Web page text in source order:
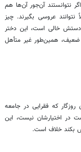
نتوانستند آن‌جور آن‌ها هم
عروسی بگیرند. چیز
دستش خالی است، این دختر
ضعیف، همین‌طور غیر متأهل
که فقرایی در جامعه
در اختیارشان نیست، این
بکند خلاف است.